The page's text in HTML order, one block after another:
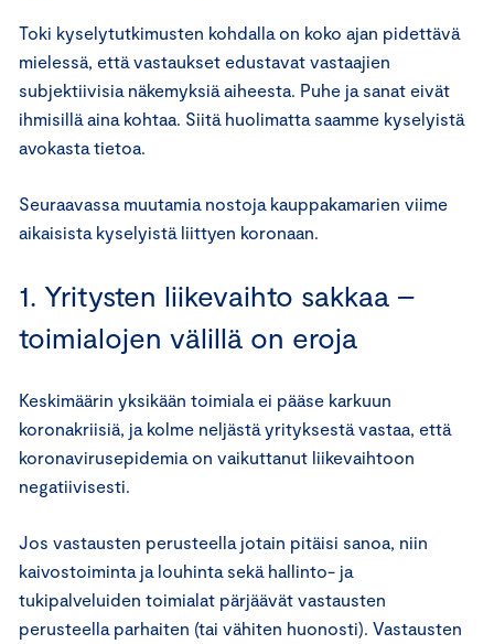
Toki kyselytutkimusten kohdalla on koko ajan pidettävä
mielessä, että vastaukset edustavat vastaajien
subjektiivisia näkemyksiä aiheesta. Puhe ja sanat eivät
ihmisillä aina kohtaa. Siitä huolimatta saamme kyselyistä
avokasta tietoa.
Seuraavassa muutamia nostoja kauppakamarien viime
aikaisista kyselyistä liittyen koronaan.
1. Yritysten liikevaihto sakkaa –
toimialojen välillä on eroja
Keskimäärin yksikään toimiala ei pääse karkuun
koronakriisiä, ja kolme neljästä yrityksestä vastaa, että
koronavirusepidemia on vaikuttanut liikevaihtoon
negatiivisesti.
Jos vastausten perusteella jotain pitäisi sanoa, niin
kaivostoiminta ja louhinta sekä hallinto- ja
tukipalveluiden toimialat pärjäävät vastausten
perusteella parhaiten (tai vähiten huonosti). Vastausten